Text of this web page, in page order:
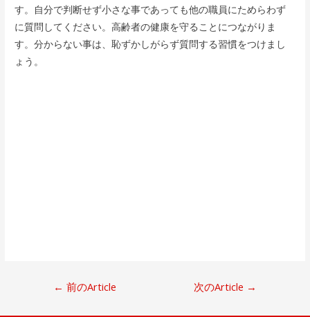
す。自分で判断せず小さな事であっても他の職員にためらわず
に質問してください。高齢者の健康を守ることにつながりま
す。分からない事は、恥ずかしがらず質問する習慣をつけまし
ょう。
← 前のArticle 次のArticle →